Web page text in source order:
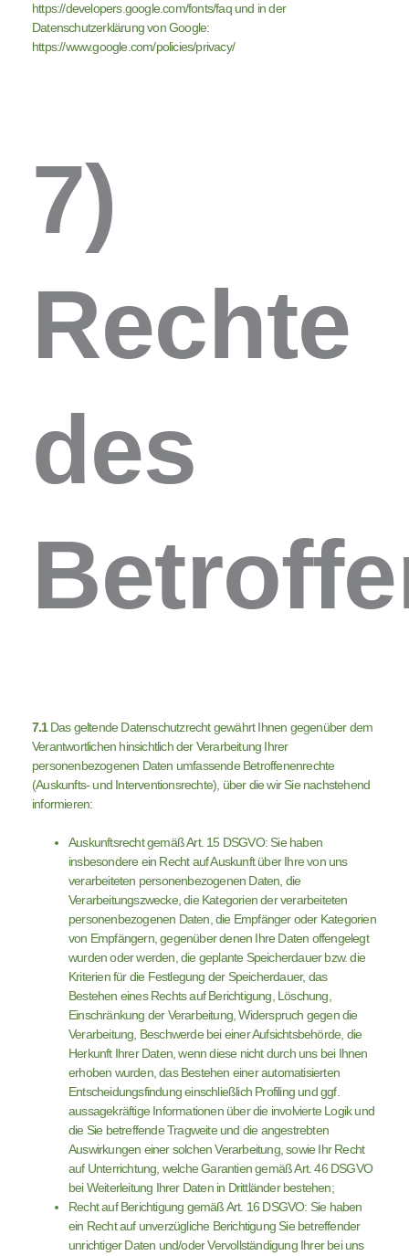
https://developers.google.com/fonts/faq und in der
Datenschutzerklärung von Google:
https://www.google.com/policies/privacy/
7)
Rechte
des
7.1Das geltende Datenschutzrecht gewährt Ihnen gegenüber dem
Verantwortlichen hinsichtlich der Verarbeitung Ihrer
personenbezogenen Daten umfassende Betroffenenrechte
(Auskunfts- und Interventionsrechte), über die wir Sie nachstehend
informieren:
Auskunftsrecht gemäß Art. 15 DSGVO: Sie haben
insbesondere ein Recht auf Auskunft über Ihre von uns
verarbeiteten personenbezogenen Daten, die
Verarbeitungszwecke, die Kategorien der verarbeiteten
personenbezogenen Daten, die Empfänger oder Kategorien
von Empfängern, gegenüber denen Ihre Daten offengelegt
wurden oder werden, die geplante Speicherdauer bzw. die
Kriterien für die Festlegung der Speicherdauer, das
Bestehen eines Rechts auf Berichtigung, Löschung,
Einschränkung der Verarbeitung, Widerspruch gegen die
Verarbeitung, Beschwerde bei einer Aufsichtsbehörde, die
Herkunft Ihrer Daten, wenn diese nicht durch uns bei Ihnen
erhoben wurden, das Bestehen einer automatisierten
Entscheidungsfindung einschließlich Profiling und ggf.
aussagekräftige Informationen über die involvierte Logik und
die Sie betreffende Tragweite und die angestrebten
Auswirkungen einer solchen Verarbeitung, sowie Ihr Recht
auf Unterrichtung, welche Garantien gemäß Art. 46 DSGVO
bei Weiterleitung Ihrer Daten in Drittländer bestehen;
Recht auf Berichtigung gemäß Art. 16 DSGVO: Sie haben
ein Recht auf unverzügliche Berichtigung Sie betreffender
unrichtiger Daten und/oder Vervollständigung Ihrer bei uns